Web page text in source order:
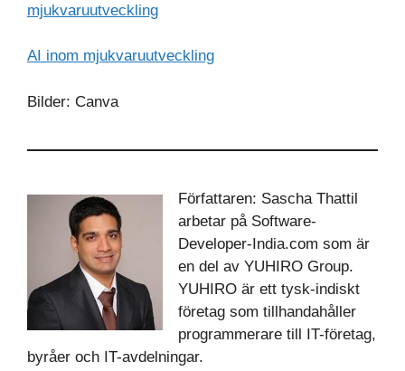
mjukvaruutveckling
AI inom mjukvaruutveckling
Bilder: Canva
Författaren: Sascha Thattil
arbetar på Software-
Developer-India.com som är
en del av YUHIRO Group.
YUHIRO är ett tysk-indiskt
företag som tillhandahåller
programmerare till IT-företag,
byråer och IT-avdelningar.